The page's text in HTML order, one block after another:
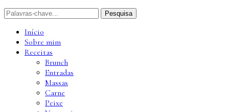
Início
Sobre mim
Receitas
Brunch
Entradas
Massas
Carne
Peixe